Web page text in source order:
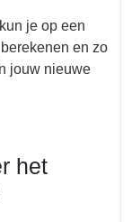
je op een
en zo
jouw nieuwe
het